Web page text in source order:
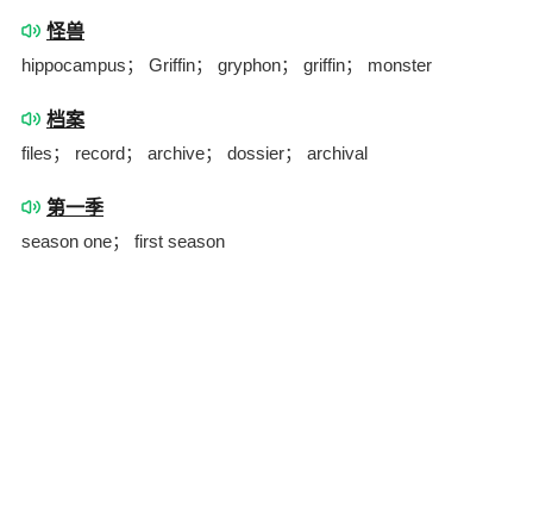
怪兽
hippocampus； Griffin； gryphon； griffin； monster
档案
files； record； archive； dossier； archival
第一季
season one； first season